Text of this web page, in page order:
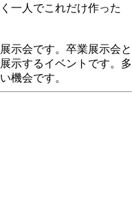
一人でこれだけ作った
示会です。卒業展示会と
示するイベントです。多
機会です。